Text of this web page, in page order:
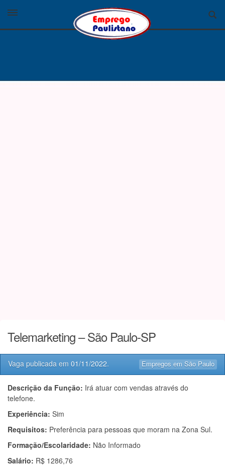
Telemarketing – São Paulo-SP
Empregos em São Paulo
Vaga publicada em 01/11/2022.
Descrição da Função: Irá atuar com vendas através do
telefone.
Experiência: Sim
Requisitos: Preferência para pessoas que moram na Zona Sul.
Formação/Escolaridade: Não Informado
Salário: R$ 1286,76